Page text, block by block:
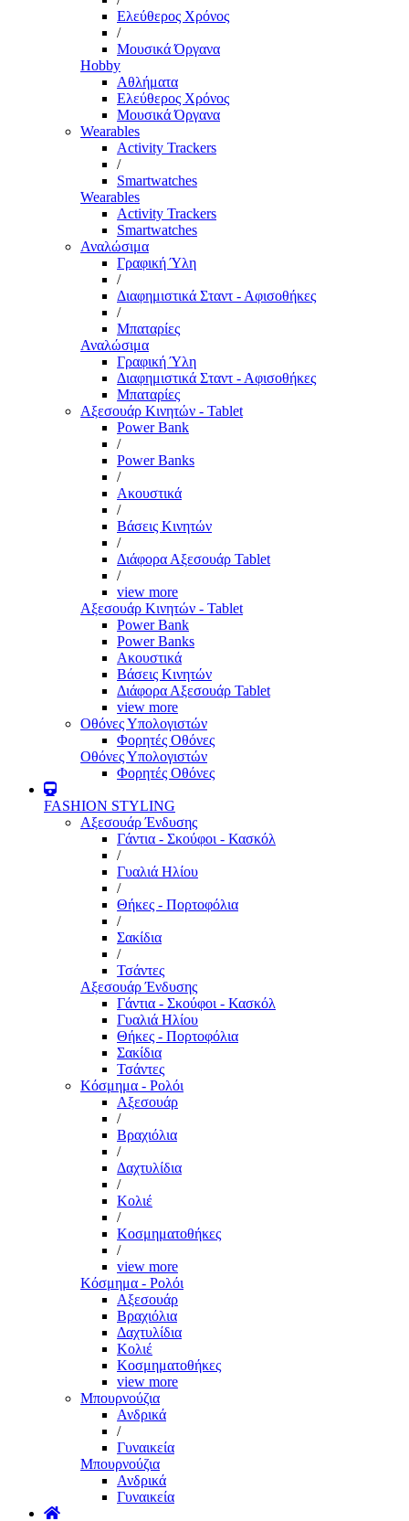
Ελεύθερος Χρόνος
/
Μουσικά Όργανα
Hobby
Αθλήματα
Ελεύθερος Χρόνος
Μουσικά Όργανα
Wearables
Activity Trackers
/
Smartwatches
Wearables
Activity Trackers
Smartwatches
Αναλώσιμα
Γραφική Ύλη
/
Διαφημιστικά Σταντ - Αφισοθήκες
/
Μπαταρίες
Αναλώσιμα
Γραφική Ύλη
Διαφημιστικά Σταντ - Αφισοθήκες
Μπαταρίες
Αξεσουάρ Κινητών - Tablet
Power Bank
/
Power Banks
/
Ακουστικά
/
Βάσεις Κινητών
/
Διάφορα Αξεσουάρ Tablet
/
view more
Αξεσουάρ Κινητών - Tablet
Power Bank
Power Banks
Ακουστικά
Βάσεις Κινητών
Διάφορα Αξεσουάρ Tablet
view more
Οθόνες Υπολογιστών
Φορητές Οθόνες
Οθόνες Υπολογιστών
Φορητές Οθόνες
FASHION STYLING
Αξεσουάρ Ένδυσης
Γάντια - Σκούφοι - Κασκόλ
/
Γυαλιά Ηλίου
/
Θήκες - Πορτοφόλια
/
Σακίδια
/
Τσάντες
Αξεσουάρ Ένδυσης
Γάντια - Σκούφοι - Κασκόλ
Γυαλιά Ηλίου
Θήκες - Πορτοφόλια
Σακίδια
Τσάντες
Κόσμημα - Ρολόι
Αξεσουάρ
/
Βραχιόλια
/
Δαχτυλίδια
/
Κολιέ
/
Κοσμηματοθήκες
/
view more
Κόσμημα - Ρολόι
Αξεσουάρ
Βραχιόλια
Δαχτυλίδια
Κολιέ
Κοσμηματοθήκες
view more
Μπουρνούζια
Ανδρικά
/
Γυναικεία
Μπουρνούζια
Ανδρικά
Γυναικεία